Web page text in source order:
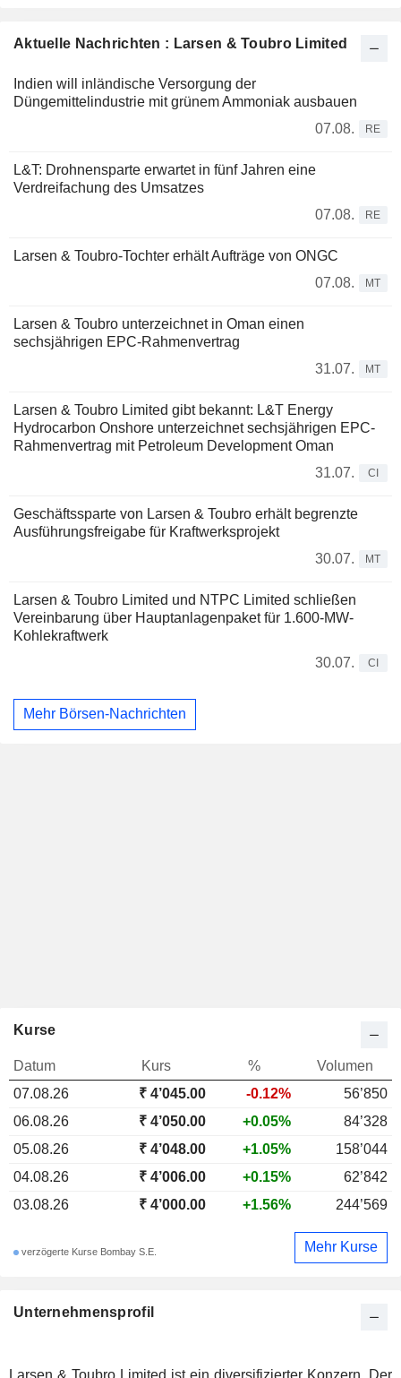
Aktuelle Nachrichten : Larsen & Toubro Limited
Indien will inländische Versorgung der
Düngemittelindustrie mit grünem Ammoniak ausbauen
07.08.
RE
L&T: Drohnensparte erwartet in fünf Jahren eine
Verdreifachung des Umsatzes
07.08.
RE
Larsen & Toubro-Tochter erhält Aufträge von ONGC
07.08.
MT
Larsen & Toubro unterzeichnet in Oman einen
sechsjährigen EPC-Rahmenvertrag
31.07.
MT
Larsen & Toubro Limited gibt bekannt: L&T Energy
Hydrocarbon Onshore unterzeichnet sechsjährigen EPC-
Rahmenvertrag mit Petroleum Development Oman
31.07.
CI
Geschäftssparte von Larsen & Toubro erhält begrenzte
Ausführungsfreigabe für Kraftwerksprojekt
30.07.
MT
Larsen & Toubro Limited und NTPC Limited schließen
Vereinbarung über Hauptanlagenpaket für 1.600-MW-
Kohlekraftwerk
30.07.
CI
Mehr Börsen-Nachrichten
Unternehmensprofil
Larsen & Toubro Limited ist ein diversifizierter Konzern. Der
Kurse
Datum Kurs %
Volumen
07.08.26
₹ 4’045.00 -0.12%
56’850
06.08.26
₹ 4’050.00 +0.05%
84’328
05.08.26
₹ 4’048.00 +1.05%
158’044
04.08.26
₹ 4’006.00 +0.15%
62’842
03.08.26
₹ 4’000.00 +1.56% 244’569
verzögerte Kurse Bombay S.E. Mehr Kurse